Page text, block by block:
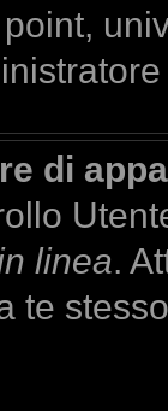
di
linea.
te